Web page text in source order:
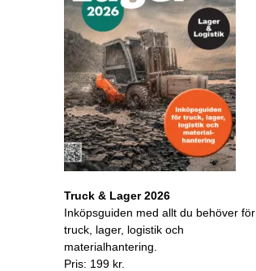
Truck & Lager 2026
Inköpsguiden med allt du behöver för
truck, lager, logistik och
materialhantering.
Pris: 199 kr.